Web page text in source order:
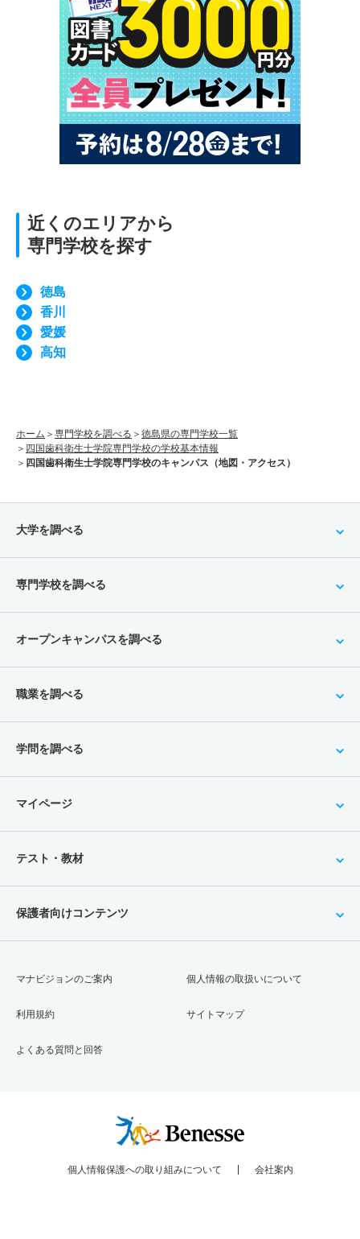
近くのエリアから
専門学校を探す
徳島
香川
愛媛
高知
ホーム 専門学校を調べる
徳島県の専門学校一覧
四国歯科衛生士学院専門学校の学校基本情報
四国歯科衛生士学院専門学校のキャンパス（地図・アクセス）
大学を調べる
専門学校を調べる
オープンキャンパスを調べる
職業を調べる
学問を調べる
マイページ
テスト・教材
保護者向けコンテンツ
マナビジョンのご案内
利用規約
よくある質問と回答
個人情報の取扱いについて
サイトマップ
個人情報保護への取り組みについて 会社案内